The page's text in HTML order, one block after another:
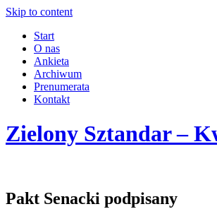
Skip to content
Start
O nas
Ankieta
Archiwum
Prenumerata
Kontakt
Zielony Sztandar –
Pakt Senacki podpisany